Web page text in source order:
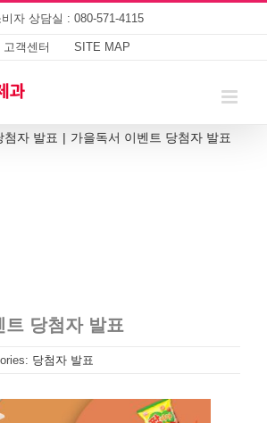
비자 상담실 : 080-571-4115
고객센터 SITE MAP
첨자 발표 | 가을독서 이벤트 당첨자 발표
트 당첨자 발표
당첨자 발표